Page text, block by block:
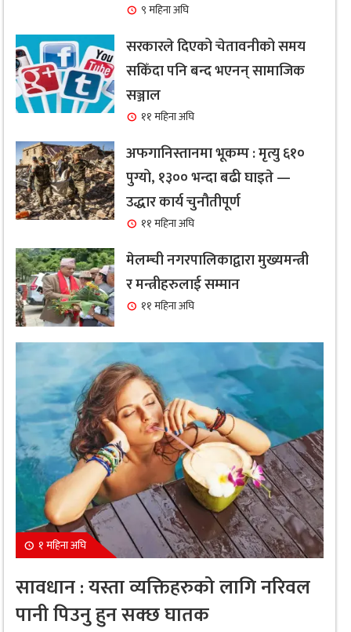
९ महिना अघि
सरकारले दिएको चेतावनीको समय
सकिँदा पनि बन्द भएनन् सामाजिक
सञ्जाल
११ महिना अघि
अफगानिस्तानमा भूकम्प : मृत्यु ६१०
पुग्यो, १३०० भन्दा बढी घाइते —
उद्धार कार्य चुनौतीपूर्ण
११ महिना अघि
मेलम्ची नगरपालिकाद्वारा मुख्यमन्त्री
र मन्त्रीहरुलाई सम्मान
११ महिना अघि
१ महिना अघि
सावधान : यस्ता व्यक्तिहरुको लागि नरिवल
पानी पिउनु हुन सक्छ घातक